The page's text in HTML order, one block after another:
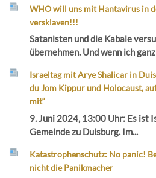
WHO will uns mit Hantavirus in
versklaven!!!
Satanisten und die Kabale
übernehmen. Und wenn ich
Israeltag mit Arye Shalicar in
du Jom Kippur und Holocaust,
mit“
9. Juni 2024, 13:00 Uhr: Es ist
Gemeinde zu Duisburg. Im...
Katastrophenschutz: No panic!
nicht die Panikmacher